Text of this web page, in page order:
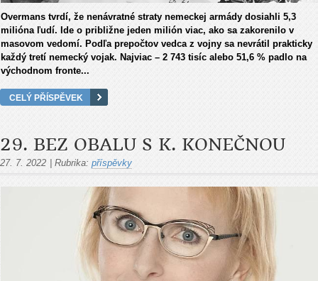
Overmans tvrdí, že nenávratné straty nemeckej armády dosiahli 5,3
milióna ľudí. Ide o približne jeden milión viac, ako sa zakorenilo v
masovom vedomí. Podľa prepočtov vedca z vojny sa nevrátil prakticky
každý tretí nemecký vojak. Najviac – 2 743 tisíc alebo 51,6 % padlo na
východnom fronte...
CELÝ PŘÍSPĚVEK
29. BEZ OBALU S K. KONEČNOU
27. 7. 2022 | Rubrika: příspěvky